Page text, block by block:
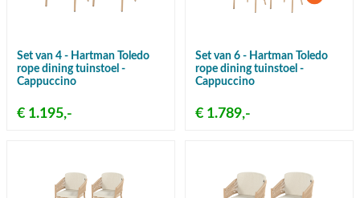
Set van 4 - Hartman Toledo
rope dining tuinstoel -
Cappuccino
€ 1.195,-
Set van 6 - Hartman Toledo
rope dining tuinstoel -
Cappuccino
€ 1.789,-